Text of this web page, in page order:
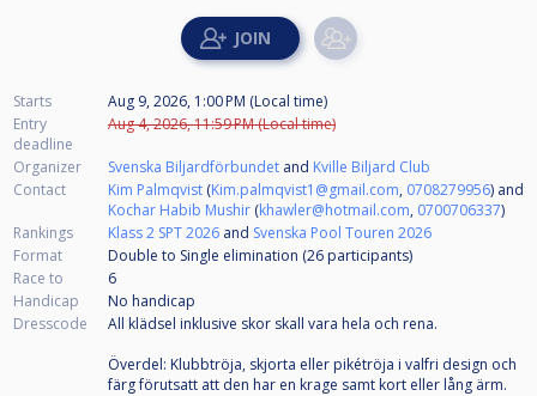
Starts
Aug 9, 2026, 1:00 PM (Local time)
Entry
deadline
Aug 4, 2026, 11:59 PM (Local time)
Organizer Svenska Biljardförbundet and Kville Biljard Club
Contact
Kim Palmqvist (Kim.palmqvist1@gmail.com, 0708279956) and
Kochar Habib Mushir (khawler@hotmail.com, 0700706337)
Rankings
Klass 2 SPT 2026 and Svenska Pool Touren 2026
Format
Double to Single elimination (26 participants)
Race to
6
Handicap
No handicap
Dresscode
All klädsel inklusive skor skall vara hela och rena.
Överdel: Klubbtröja, skjorta eller pikétröja i valfri design och
färg förutsatt att den har en krage samt kort eller lång ärm.